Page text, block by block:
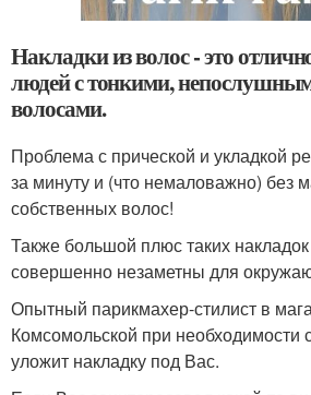
Накладки из волос - это
людей с тонкими,
волосами.
Проблема с прической и укладкой
за минуту и (что немаловажно) без
собственных волос!
Также большой плюс таких
совершенно незаметны для
Опытный парикмахер-стилист в
Комсомольской при необходимости
уложит накладку под Вас.